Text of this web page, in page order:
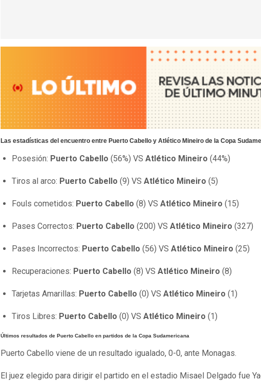
Las estadísticas del encuentro entre Puerto Cabello y Atlético Mineiro de la Copa
Posesión: Puerto Cabello (56%) VS Atlético Mineiro (44%)
Tiros al arco: Puerto Cabello (9) VS Atlético Mineiro (5)
Fouls cometidos: Puerto Cabello (8) VS Atlético Mineiro (15)
Pases Correctos: Puerto Cabello (200) VS Atlético Mineiro (327)
Pases Incorrectos: Puerto Cabello (56) VS Atlético Mineiro (25)
Recuperaciones: Puerto Cabello (8) VS Atlético Mineiro (8)
Tarjetas Amarillas: Puerto Cabello (0) VS Atlético Mineiro (1)
Tiros Libres: Puerto Cabello (0) VS Atlético Mineiro (1)
Últimos resultados de Puerto Cabello en partidos de la Copa Sudamericana
Puerto Cabello viene de un resultado igualado, 0-0, ante Monagas.
El juez elegido para dirigir el partido en el estadio Misael Delgado fue